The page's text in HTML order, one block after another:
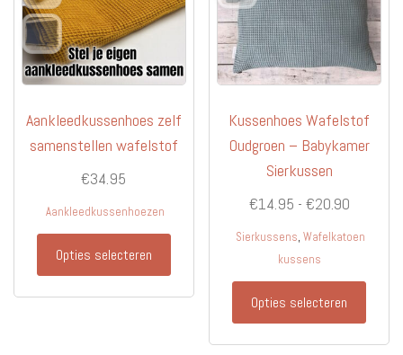
Aankleedkussenhoes zelf
samenstellen wafelstof
€34.95
Aankleedkussenhoezen
Opties selecteren
Dit
Kussenhoes Wafelstof
Oudgroen – Babykamer
Sierkussen
€14.95 - €20.90
€20.90
Sierkussens, Wafelkatoen
kussens
Opties selecteren
Dit